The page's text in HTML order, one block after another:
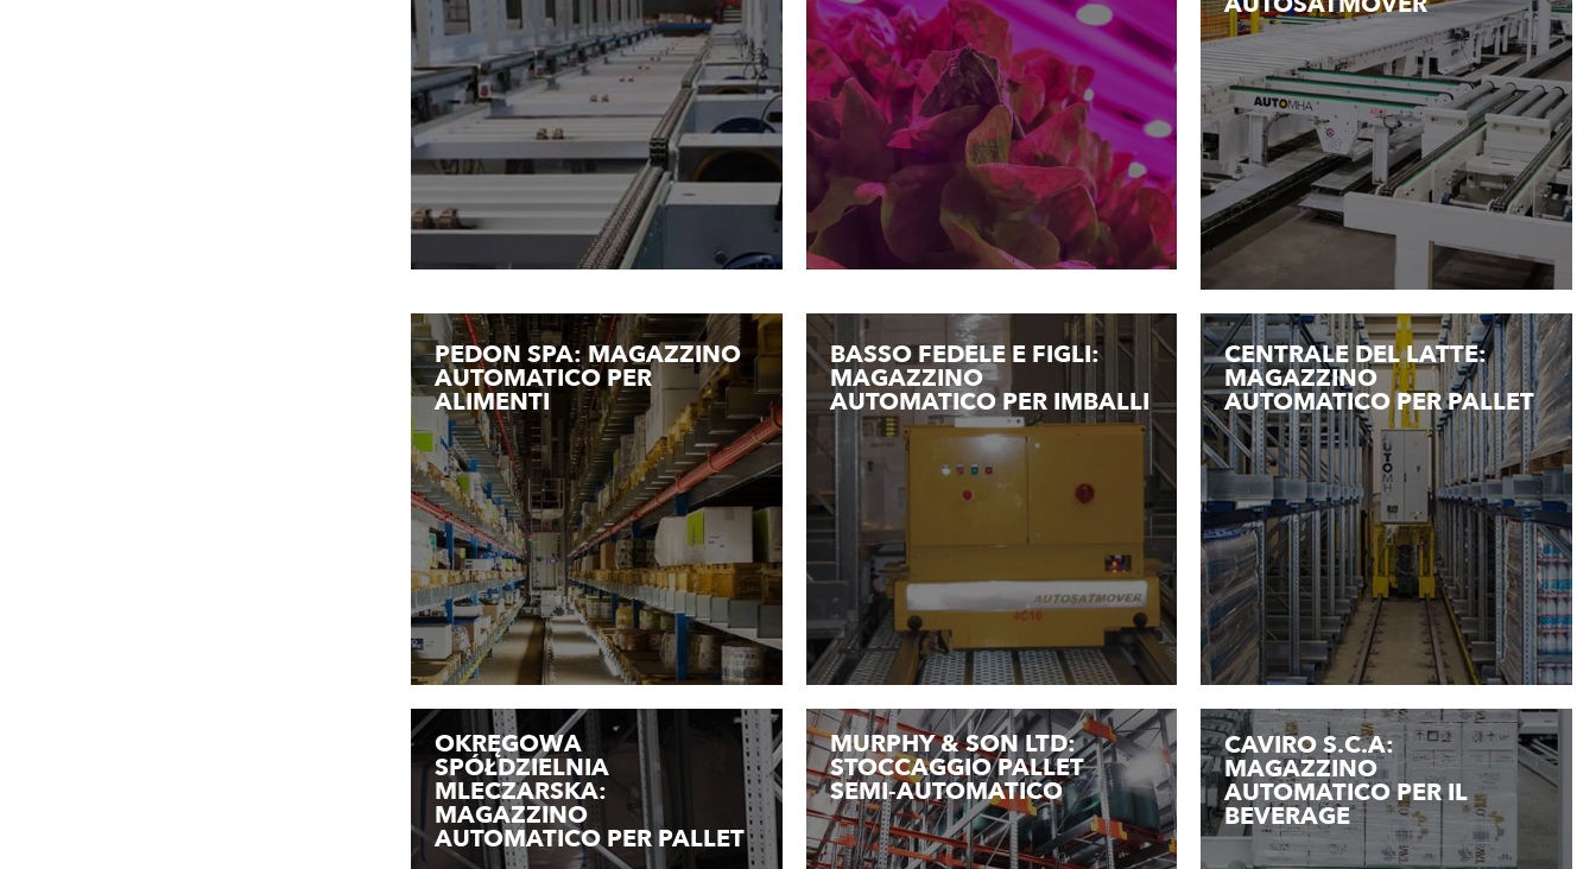
PEDON SPA: MAGAZZINO
AUTOMATICO PER
ALIMENTI
BASSO FEDELE E FIGLI:
MAGAZZINO
AUTOMATICO PER IMBALLI
CENTRALE DEL LATTE:
MAGAZZINO
AUTOMATICO PER PALLET
OKRĘGOWA
SPÓŁDZIELNIA
MLECZARSKA:
MAGAZZINO
AUTOMATICO PER PALLET
MURPHY & SON LTD:
STOCCAGGIO PALLET
SEMI-AUTOMATICO
CAVIRO S.C.A:
MAGAZZINO
AUTOMATICO PER IL
BEVERAGE